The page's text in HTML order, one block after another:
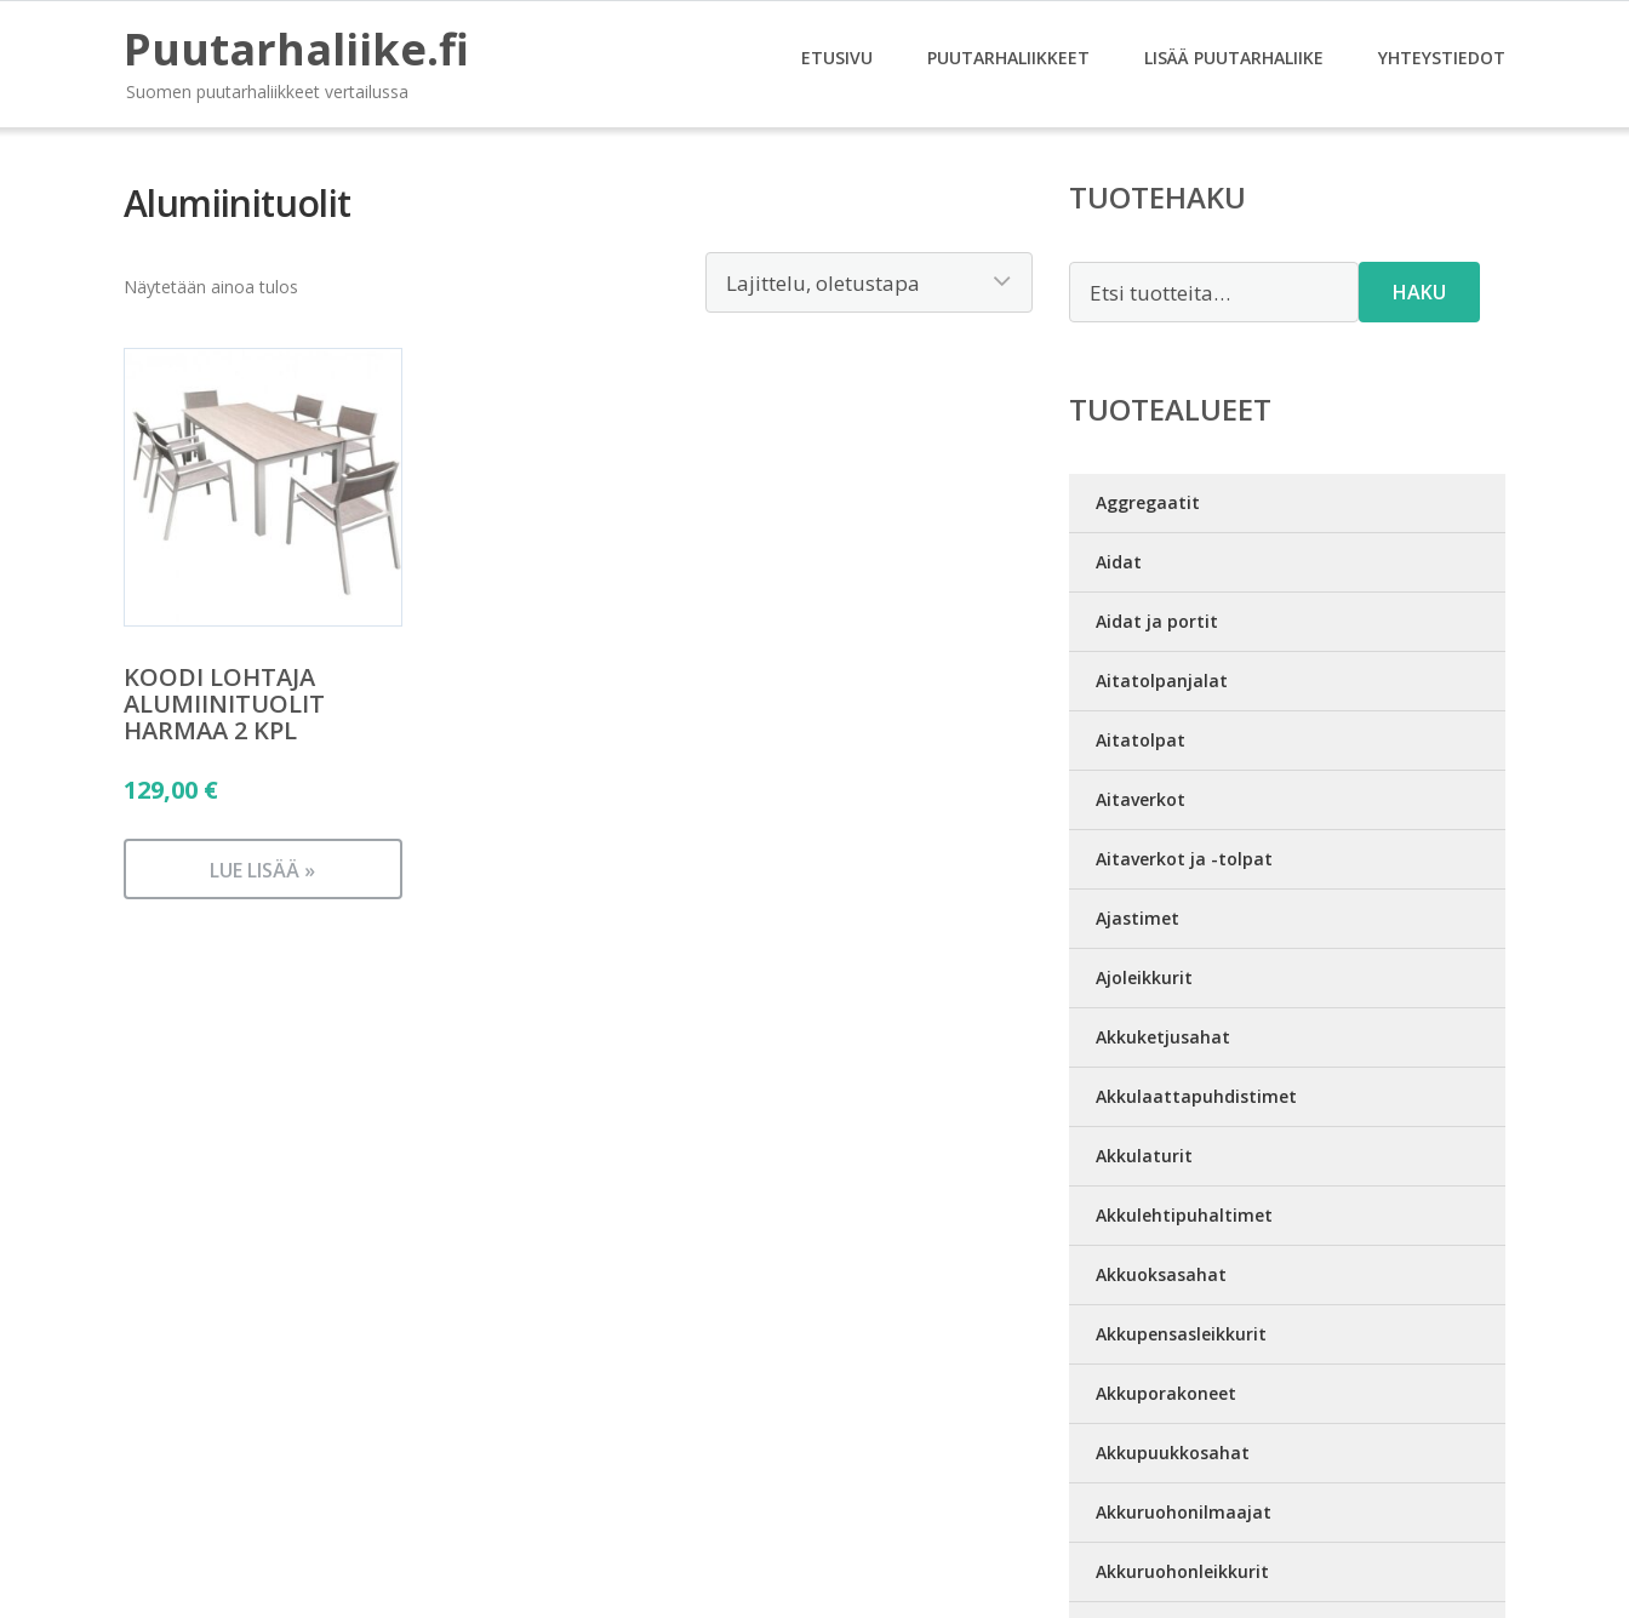
Puutarhaliike.fi
Suomen puutarhaliikkeet vertailussa
ETUSIVU PUUTARHALIIKKEET LISÄÄ PUUTARHALIIKE YHTEYSTIEDOT
Alumiinituolit
Näytetään ainoa tulos
KOODI LOHTAJA
ALUMIINITUOLIT
HARMAA 2 KPL
129,00 €
LUE LISÄÄ »
TUOTEHAKU
HAKU
TUOTEALUEET
Aggregaatit
Aidat
Aidat ja portit
Aitatolpanjalat
Aitatolpat
Aitaverkot
Aitaverkot ja -tolpat
Ajastimet
Ajoleikkurit
Akkuketjusahat
Akkulaattapuhdistimet
Akkulaturit
Akkulehtipuhaltimet
Akkuoksasahat
Akkupensasleikkurit
Akkuporakoneet
Akkupuukkosahat
Akkuruohonilmaajat
Akkuruohonleikkurit